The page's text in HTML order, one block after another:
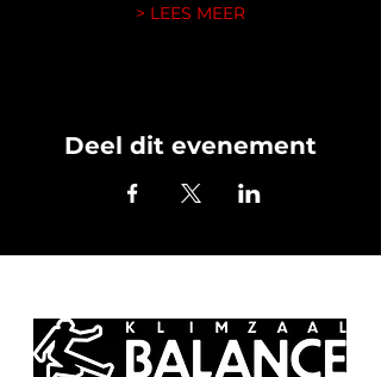
> LEES MEER
Deel dit evenement